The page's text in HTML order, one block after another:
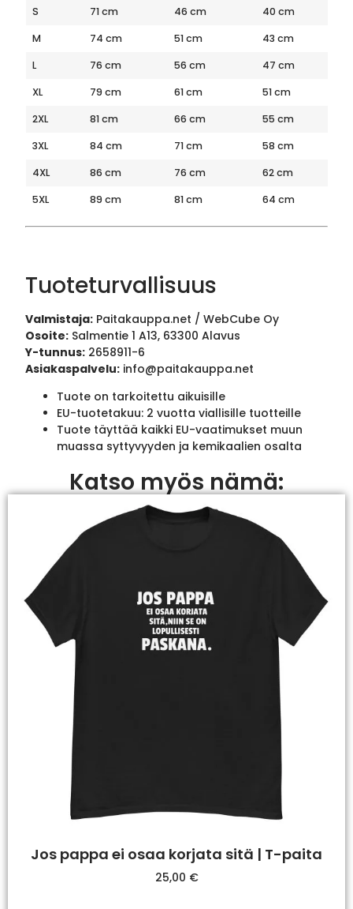
S 71 cm 46 cm
40 cm
M
74 cm 51 cm
43 cm
L
76 cm 56 cm
47 cm
XL
79 cm 61 cm
51 cm
2XL
81 cm 66 cm
55 cm
3XL
84 cm 71 cm
58 cm
4XL
86 cm 76 cm
62 cm
5XL
89 cm 81 cm 64 cm
Tuoteturvallisuus
Valmistaja: Paitakauppa.net / WebCube Oy
Osoite: Salmentie 1 A13, 63300 Alavus
Y-tunnus: 2658911-6
Asiakaspalvelu: info@paitakauppa.net
Tuote on tarkoitettu aikuisille
EU-tuotetakuu: 2 vuotta viallisille tuotteille
Tuote täyttää kaikki EU-vaatimukset muun
muassa syttyvyyden ja kemikaalien osalta
Katso myös nämä:
Jos pappa ei osaa korjata sitä | T-paita
25,00 €